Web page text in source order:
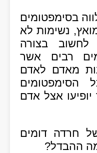
בסימפטומים
נשימות לא
לחשוב בצורה
רבים אשר
מאדם לאדם
הסימפטומים
אצל אדם
חרדה דומים
ההבדל?